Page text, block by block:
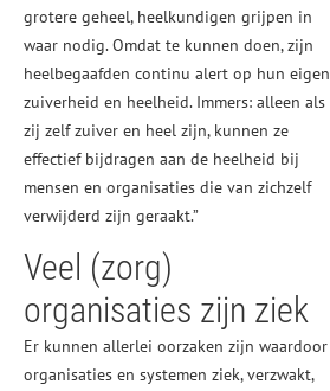
grotere geheel, heelkundigen grijpen in
waar nodig. Omdat te kunnen doen, zijn
heelbegaafden continu alert op hun eigen
zuiverheid en heelheid. Immers: alleen als
zij zelf zuiver en heel zijn, kunnen ze
effectief bijdragen aan de heelheid bij
mensen en organisaties die van zichzelf
verwijderd zijn geraakt.”
Veel (zorg)
organisaties zijn ziek
Er kunnen allerlei oorzaken zijn waardoor
organisaties en systemen ziek, verzwakt,